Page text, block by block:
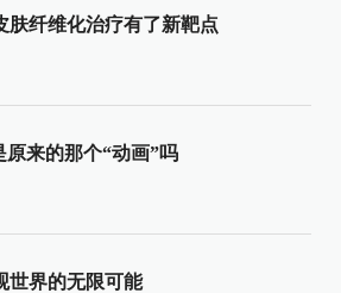
肤纤维化治疗有了新靶点
来的那个“动画”吗
世界的无限可能